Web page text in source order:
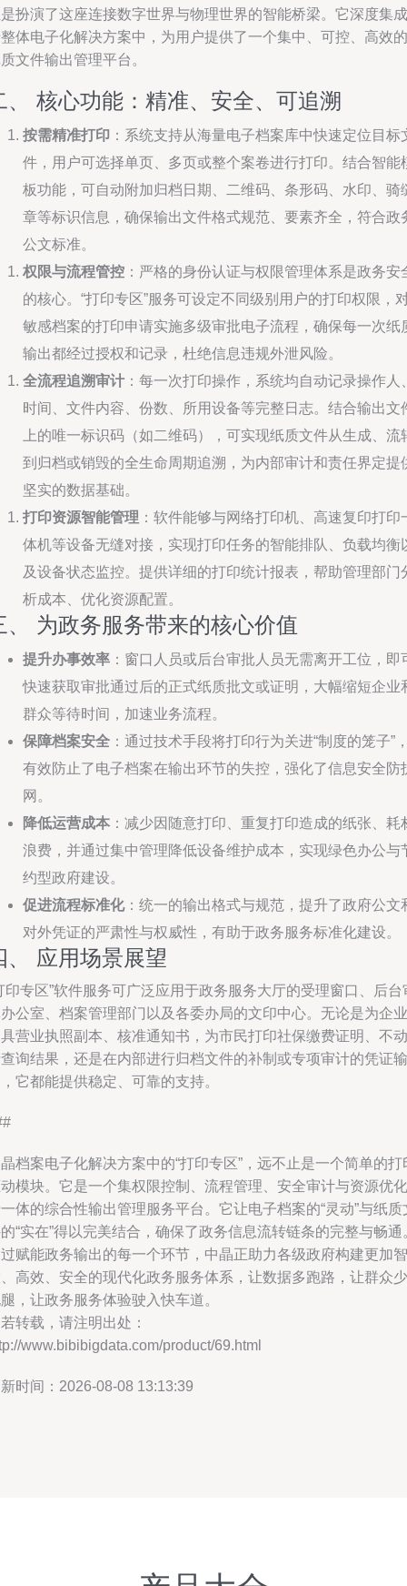
扮演了这座连接数字世界与物理世界的智能桥梁。它深度集成
体电子化解决方案中，为用户提供了一个集中、可控、高效的
文件输出管理平台。
、 核心功能：精准、安全、可追溯
按需精准打印 ：系统支持从海量电子档案库中快速定位目标
件，用户可选择单页、多页或整个案卷进行打印。结合智能
板功能，可自动附加归档日期、二维码、条形码、水印、骑
章等标识信息，确保输出文件格式规范、要素齐全，符合政
公文标准。
权限与流程管控 ：严格的身份认证与权限管理体系是政务安
的核心。“打印专区”服务可设定不同级别用户的打印权限，
敏感档案的打印申请实施多级审批电子流程，确保每一次纸
输出都经过授权和记录，杜绝信息违规外泄风险。
全流程追溯审计 ：每一次打印操作，系统均自动记录操作人
时间、文件内容、份数、所用设备等完整日志。结合输出文
上的唯一标识码（如二维码），可实现纸质文件从生成、流
到归档或销毁的全生命周期追溯，为内部审计和责任界定提
坚实的数据基础。
打印资源智能管理 ：软件能够与网络打印机、高速复印打印
体机等设备无缝对接，实现打印任务的智能排队、负载均衡
及设备状态监控。提供详细的打印统计报表，帮助管理部门
析成本、优化资源配置。
、 为政务服务带来的核心价值
提升办事效率 ：窗口人员或后台审批人员无需离开工位，即
快速获取审批通过后的正式纸质批文或证明，大幅缩短企业
群众等待时间，加速业务流程。
保障档案安全 ：通过技术手段将打印行为关进“制度的笼子”
有效防止了电子档案在输出环节的失控，强化了信息安全防
网。
降低运营成本 ：减少因随意打印、重复打印造成的纸张、耗
浪费，并通过集中管理降低设备维护成本，实现绿色办公与
约型政府建设。
促进流程标准化：统一的输出格式与规范，提升了政府公文
对外凭证的严肃性与权威性，有助于政务服务标准化建设。
、 应用场景展望
印专区”软件服务可广泛应用于政务服务大厅的受理窗口、后台
公室、档案管理部门以及各委办局的文印中心。无论是为企业
营业执照副本、核准通知书，为市民打印社保缴费证明、不动
询结果，还是在内部进行归档文件的补制或专项审计的凭证输
它都能提供稳定、可靠的支持。
档案电子化解决方案中的“打印专区”，远不止是一个简单的打
模块。它是一个集权限控制、流程管理、安全审计与资源优化
体的综合性输出管理服务平台。它让电子档案的“灵动”与纸质
“实在”得以完美结合，确保了政务信息流转链条的完整与畅通
赋能政务输出的每一个环节，中晶正助力各级政府构建更加智
高效、安全的现代化政务服务体系，让数据多跑路，让群众少
，让政务服务体验驶入快车道。
转载，请注明出处：
www.bibibigdata.com/product/69.html
时间：2026-08-08 13:13:39